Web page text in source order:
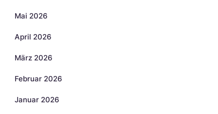
Mai 2026
April 2026
März 2026
Februar 2026
Januar 2026